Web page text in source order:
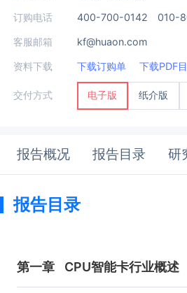
订购电话 400-700-0142 010-
客服邮箱 kf@huaon.com
资料下载 下载订购单 下载PDF
交付方式 电子版 纸介版
报告概况 报告目录 研
报告目录
第一章 CPU智能卡行业概述